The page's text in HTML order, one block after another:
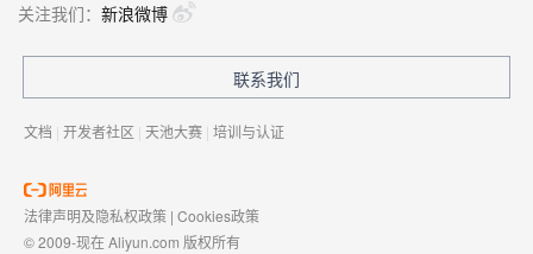
关注我们： 新浪微博
联系我们
文档 | 开发者社区 | 天池大赛 | 培训与认证
法律声明及隐私权政策 | Cookies政策
© 2009-现在 Aliyun.com 版权所有